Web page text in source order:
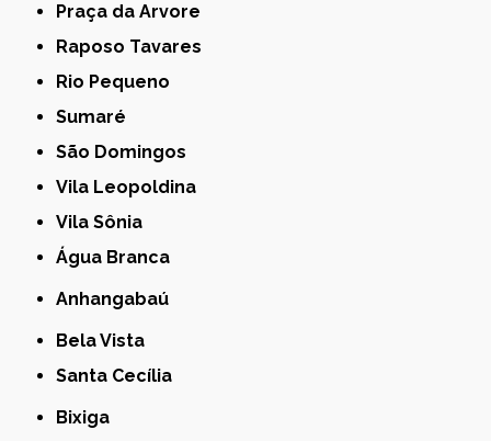
Praça da Arvore
Raposo Tavares
Rio Pequeno
Sumaré
São Domingos
Vila Leopoldina
Vila Sônia
Água Branca
Anhangabaú
Bela Vista
Santa Cecília
Bixiga